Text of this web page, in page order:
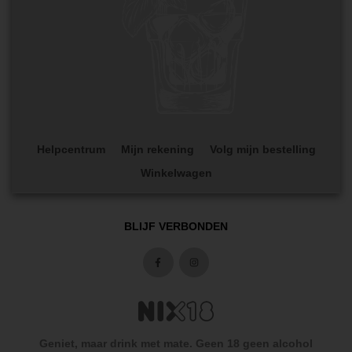
Helpcentrum Mijn rekening
Volg mijn bestelling
Winkelwagen
BLIJF VERBONDEN
Geniet, maar drink met mate. Geen 18 geen alcohol